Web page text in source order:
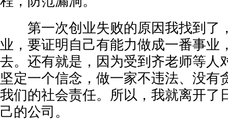
第一次创业失败的原因我找到了
业，要证明自己有能力做成一番事业
去。还有就是，因为受到齐老师等人
坚定一个信念，做一家不违法、没有
我们的社会责任。所以，我就离开了
己的公司。